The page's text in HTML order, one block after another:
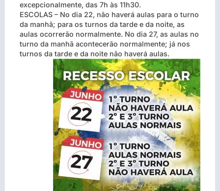
excepcionalmente, das 7h às 11h30.
ESCOLAS – No dia 22, não haverá aulas para o turno
da manhã; para os turnos da tarde e da noite, as
aulas ocorrerão normalmente. No dia 27, as aulas no
turno da manhã acontecerão normalmente; já nos
turnos da tarde e da noite não haverá aulas.